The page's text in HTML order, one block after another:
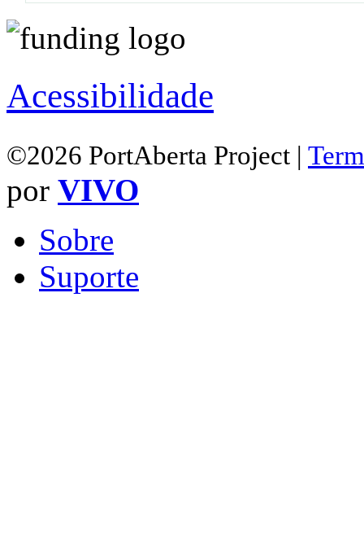
Acessibilidade
©2026 PortAberta Project |
por VIVO
Sobre
Suporte